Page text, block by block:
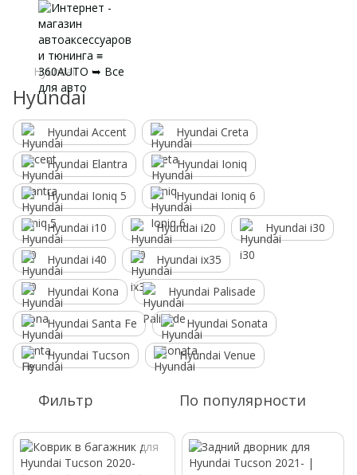
Hyundai
Hyundai
Hyundai Accent Hyundai Creta
Hyundai Elantra Hyundai Ioniq
Hyundai Ioniq 5 Hyundai Ioniq 6
Hyundai i10 Hyundai i20 Hyundai i30
Hyundai i40 Hyundai ix35
Hyundai Kona Hyundai Palisade
Hyundai Santa Fe Hyundai Sonata
Hyundai Tucson Hyundai Venue
Фильтр По популярности